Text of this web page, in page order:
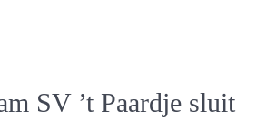
SV ’t Paardje sluit